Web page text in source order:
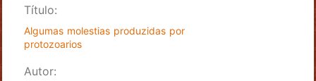
Título:
Algumas molestias produzidas por
protozoarios
Autor: